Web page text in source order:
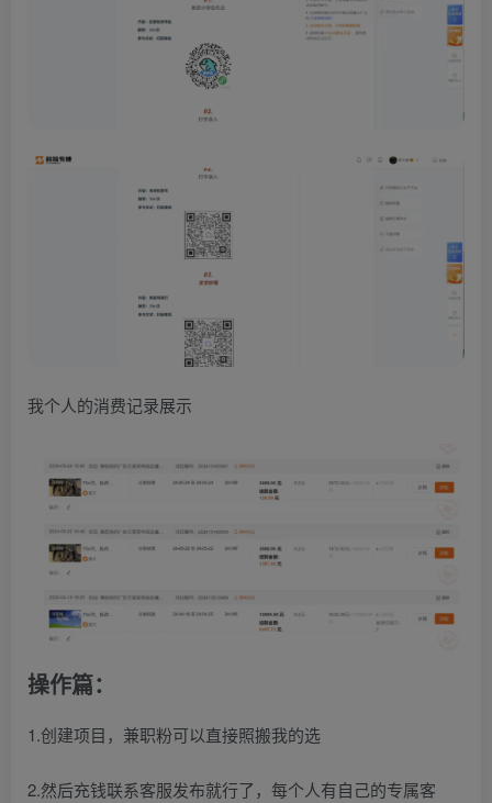
我个人的消费记录展示
操作篇：
1.创建项目，兼职粉可以直接照搬我的选
2.然后充钱联系客服发布就行了，每个人有自己的专属客